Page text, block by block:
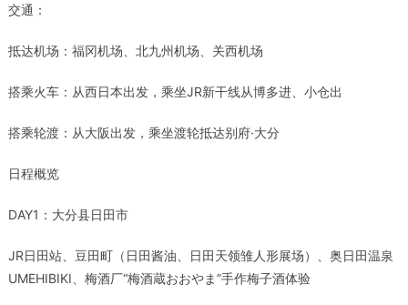
交通：
抵达机场 ：福冈机场 、北九州机场 、关西机场
搭乘火车：从西日本出发，乘坐JR新干线从博多进、小仓出
搭乘轮渡：从大阪出发，乘坐渡轮抵达别府·大分
日程概览
DAY1 ：大分县日田市
JR日田站、豆田町（日田酱油、日田天领雏人形展场）、奥日田温泉
UMEHIBIKI 、梅酒厂“梅酒蔵おおやま”手作梅子酒体验